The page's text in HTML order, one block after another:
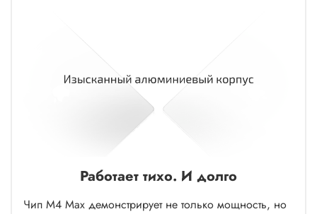
Работает тихо. И долго
Чип M4 Max демонстрирует не только мощность, но